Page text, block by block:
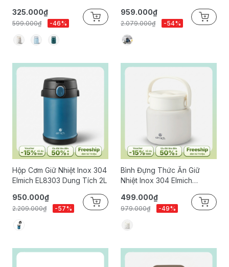
325.000₫
599.000₫ -46%
959.000₫
2.079.000₫ -54%
Hộp Cơm Giữ Nhiệt Inox 304
Elmich EL8303 Dung Tích 2L
950.000₫
2.209.000₫ -57%
Bình Đựng Thức Ăn Giữ
Nhiệt Inox 304 Elmich
499.000₫
979.000₫ -49%